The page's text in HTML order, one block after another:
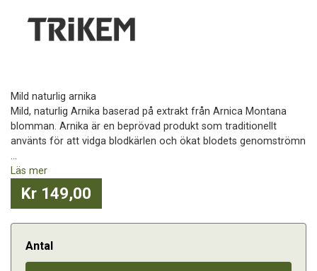
Mild naturlig arnika
Mild, naturlig Arnika baserad på extrakt från Arnica Montana
blomman. Arnika är en beprövad produkt som traditionellt
använts för att vidga blodkärlen och ökat blodets genomströmn
...
Läs mer
Kr 149,00
Antal